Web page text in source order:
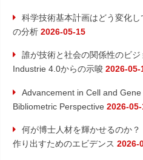
科学技術基本計画はどう変化
の分析 2026-05-15
誰が技術と社会の関係性のビジ
Industrie 4.0からの示唆 2026-05-
Advancement in Cell and
Bibliometric Perspective 2026-
何が博士人材を輝かせるのか
作り出すためのエビデンス 2026-